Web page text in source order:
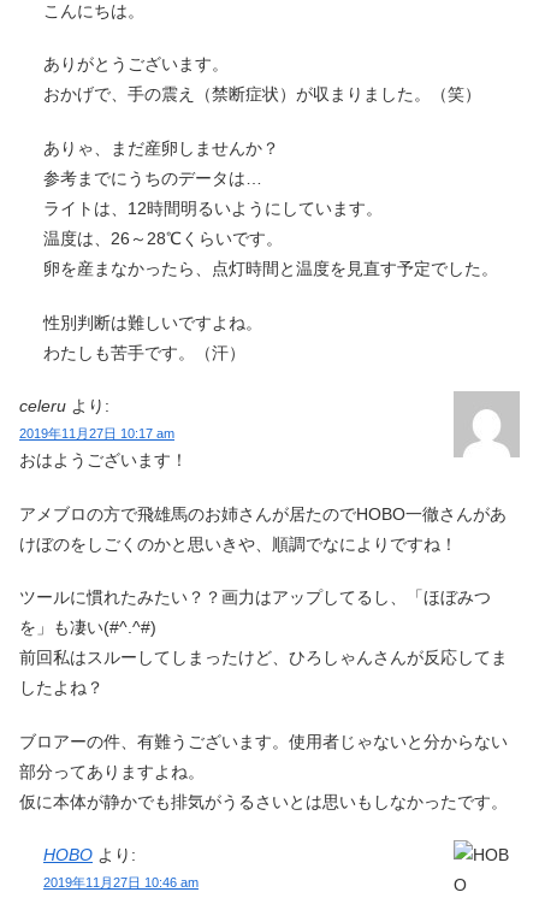
こんにちは。
ありがとうございます。
おかげで、手の震え（禁断症状）が収まりました。（笑）
ありゃ、まだ産卵しませんか？
参考までにうちのデータは…
ライトは、12時間明るいようにしています。
温度は、26～28℃くらいです。
卵を産まなかったら、点灯時間と温度を見直す予定でした。
性別判断は難しいですよね。
わたしも苦手です。（汗）
celeru より:
2019年11月27日 10:17 am
おはようございます！
アメブロの方で飛雄馬のお姉さんが居たのでHOBO一徹さんがあ
けぼのをしごくのかと思いきや、順調でなによりですね！
ツールに慣れたみたい？？画力はアップしてるし、「ほぼみつ
を」も凄い(#^.^#)
前回私はスルーしてしまったけど、ひろしゃんさんが反応してま
したよね？
ブロアーの件、有難うございます。使用者じゃないと分からない
部分ってありますよね。
仮に本体が静かでも排気がうるさいとは思いもしなかったです。
HOBO より:
2019年11月27日 10:46 am